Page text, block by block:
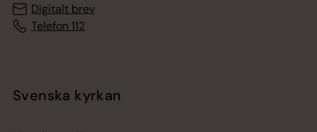
Digitalt brev
Telefon 112
Svenska kyrkan